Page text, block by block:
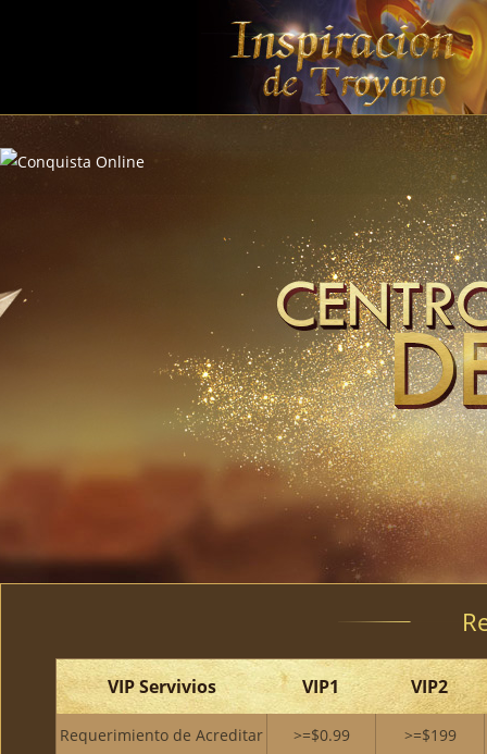
VIP Servivios VIP1 VIP2
Requerimiento de Acreditar >=$0.99 >=$199